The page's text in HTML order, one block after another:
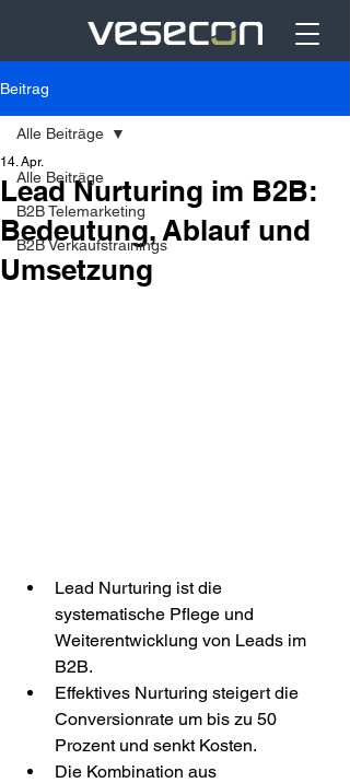
Beitrag
Alle Beiträge
B2B Telemarketing
B2B Verkaufstrainings
Alle Beiträge
Lead Nurturing im B2B:
Bedeutung, Ablauf und
Umsetzung
14. Apr.
Lead Nurturing ist die
systematische Pflege und
Weiterentwicklung von Leads im
B2B.
Effektives Nurturing steigert die
Conversionrate um bis zu 50
Prozent und senkt Kosten.
Die Kombination aus